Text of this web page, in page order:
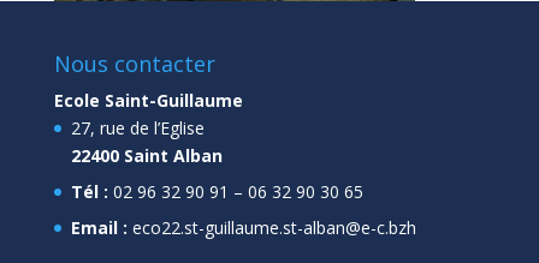
Nous contacter
Ecole Saint-Guillaume
27, rue de l’Eglise
22400 Saint Alban
Tél : 02 96 32 90 91 – 06 32 90 30 65
Email : eco22.st-guillaume.st-alban@e-c.bzh